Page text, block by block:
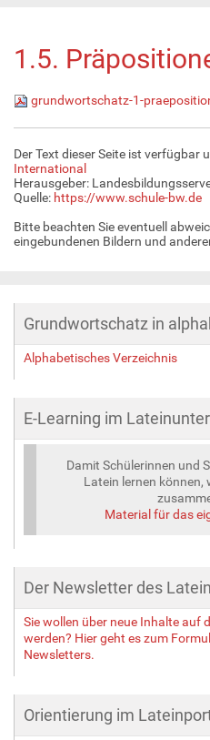
1.5.
grundwortschatz-1-
Der Text dieser Seite ist verfügbar
International
Herausgeber:
Quelle: https://www.schule-bw.de
Bitte beachten Sie eventuell
eingebundenen Bildern und
Grundwortschatz in
Alphabetisches Verzeichnis
E-Learning im
Damit Schülerinnen und
Latein lernen können,
Material für das
Der Newsletter des
Sie wollen über neue Inhalte auf
werden? Hier geht es zum
Newsletters.
Orientierung im